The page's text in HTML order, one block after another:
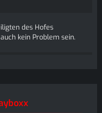
des Hofes
kein Problem sein.